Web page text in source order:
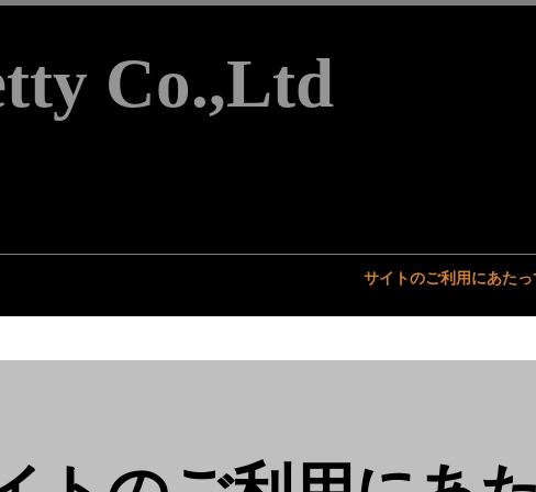
Co.,Ltd
サイトのご利用にあたっ